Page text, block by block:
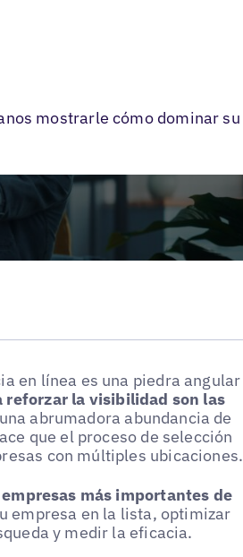
mostrarle cómo dominar su
en línea es una piedra angular
reforzar la visibilidad son las
abrumadora abundancia de
que el proceso de selección
con múltiples ubicaciones.
más importantes de
empresa en la lista, optimizar
y medir la eficacia.